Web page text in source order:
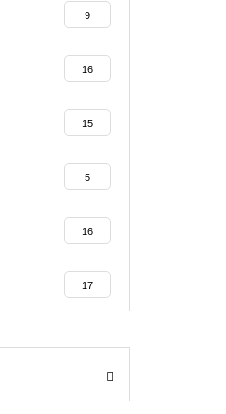
9
16
15
5
16
17